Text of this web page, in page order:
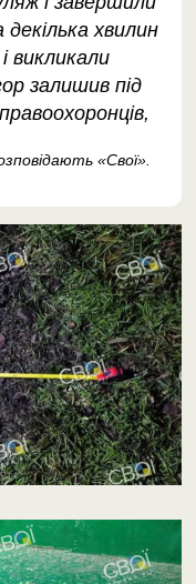
декілька хвилин
викликали
залишив під
«Свої».